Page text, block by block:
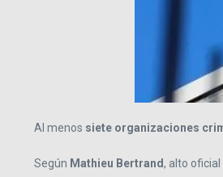
Al menos siete organizaciones
Según Mathieu Bertrand, alto